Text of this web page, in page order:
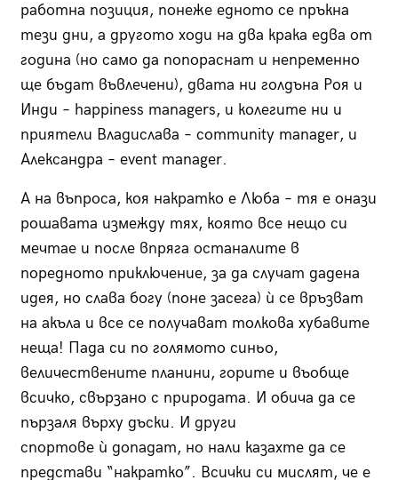
работна позиция, понеже едното се пръкна
тези дни, а другото ходи на два крака едва от
година (но само да попораснат и непременно
ще бъдат въвлечени), двата ни голдъна Роя и
Инди – happiness managers, и колегите ни и
приятели Владислава – community manager, и
Александра – event manager.
А на въпроса, коя накратко е Люба – тя е онази
рошавата измежду тях, която все нещо си
мечтае и после впряга останалите в
поредното приключение, за да случат дадена
идея, но слава богу (поне засега) ѝ се връзват
на акъла и все се получават толкова хубавите
неща! Пада си по голямото синьо,
величествените планини, горите и въобще
всичко, свързано с природата. И обича да се
пързаля върху дъски. И други
спортове ѝ допадат, но нали казахте да се
представи “накратко”. Всички си мислят, че е